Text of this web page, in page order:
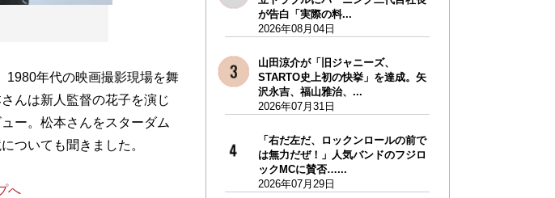
1980年代の映画撮影現場を舞
んは新人監督の花子を演じ
ー。松本さんをスターダム
ついても聞きました。
へ
が告白「実際の料...
2026年08月04日
山田涼介が「旧ジャニーズ、
STARTO史上初の快挙」を達成。矢
沢永吉、福山雅治、...
2026年07月31日
「右だ左だ、ロックンロールの前で
は無力だぜ！」人気バンドのフジロ
ックMCに賛否…...
2026年07月29日